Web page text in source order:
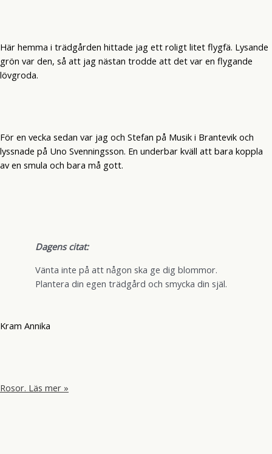
Här hemma i trädgården hittade jag ett roligt litet flygfä. Lysande
grön var den, så att jag nästan trodde att det var en flygande
lövgroda.
För en vecka sedan var jag och Stefan på Musik i Brantevik och
lyssnade på Uno Svenningsson. En underbar kväll att bara koppla
av en smula och bara må gott.
Dagens citat:
Vänta inte på att någon ska ge dig blommor.
Plantera din egen trädgård och smycka din själ.
Kram Annika
Rosor. Läs mer »